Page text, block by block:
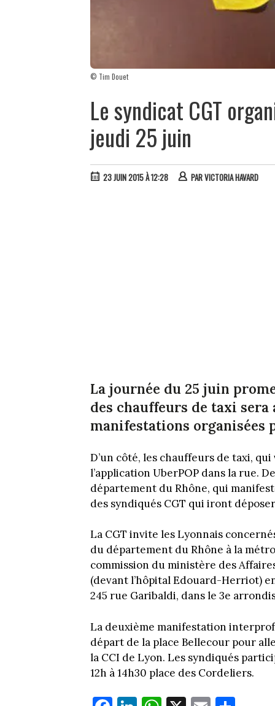
© Tim Douet
Le syndicat CGT
jeudi 25 juin
23 JUIN 2015 À 12:28 PARVICTORIA HAVARD
La journée du 25 juin
des chauffeurs de taxi sera
manifestations organisées
D’un côté, les chauffeurs de taxi,
l’application UberPOP dans la rue.
département du Rhône, qui
des syndiqués CGT qui iront
La CGT invite les Lyonnais
du département du Rhône à la
commission du ministère des
(devant l’hôpital Edouard-Herriot)
245 rue Garibaldi, dans le 3e
La deuxième manifestation
départ de la place Bellecour pour
la CCI de Lyon. Les syndiqués
12h à 14h30 place des Cordeliers.